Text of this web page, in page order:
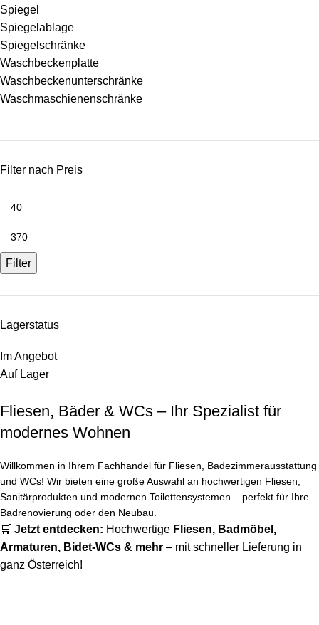
Spiegel
Spiegelablage
Spiegelschränke
Waschbeckenplatte
Waschbeckenunterschränke
Waschmaschienenschränke
Filter nach Preis
Filter
Lagerstatus
Im Angebot
Auf Lager
Fliesen, Bäder & WCs – Ihr Spezialist für
modernes Wohnen
Willkommen in Ihrem Fachhandel für Fliesen, Badezimmerausstattung
und WCs! Wir bieten eine große Auswahl an hochwertigen Fliesen,
Sanitärprodukten und modernen Toilettensystemen – perfekt für Ihre
Badrenovierung oder den Neubau.
🛒 Jetzt entdecken: Hochwertige Fliesen, Badmöbel ,
Armaturen, Bidet-WCs & mehr – mit schneller Lieferung in
ganz Österreich!